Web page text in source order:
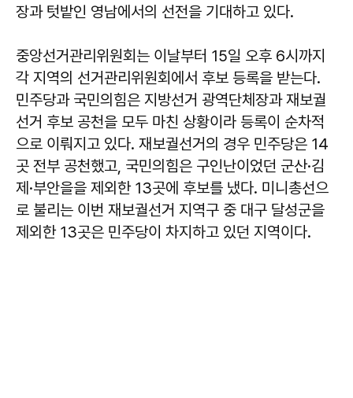
장과 텃밭인 영남에서의 선전을 기대하고 있다.
중앙선거관리위원회는 이날부터 15일 오후 6시까지
각 지역의 선거관리위원회에서 후보 등록을 받는다.
민주당과 국민의힘은 지방선거 광역단체장과 재보궐
선거 후보 공천을 모두 마친 상황이라 등록이 순차적
으로 이뤄지고 있다. 재보궐선거의 경우 민주당은 14
곳 전부 공천했고, 국민의힘은 구인난이었던 군산·김
제·부안을을 제외한 13곳에 후보를 냈다. 미니총선으
로 불리는 이번 재보궐선거 지역구 중 대구 달성군을
제외한 13곳은 민주당이 차지하고 있던 지역이다.